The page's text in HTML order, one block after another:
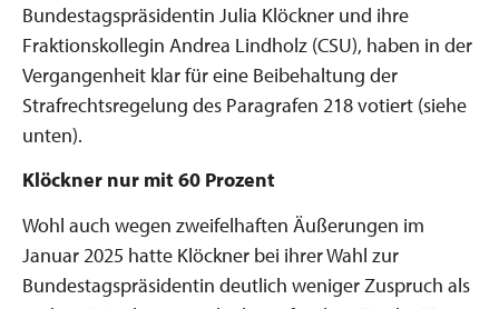
Bundestagspräsidentin Julia Klöckner und ihre
Fraktionskollegin Andrea Lindholz (CSU), haben in der
Vergangenheit klar für eine Beibehaltung der
Strafrechtsregelung des Paragrafen 218 votiert (siehe
unten).
Klöckner nur mit 60 Prozent
Wohl auch wegen zweifelhaften Äußerungen im
Januar 2025 hatte Klöckner bei ihrer Wahl zur
Bundestagspräsidentin deutlich weniger Zuspruch als